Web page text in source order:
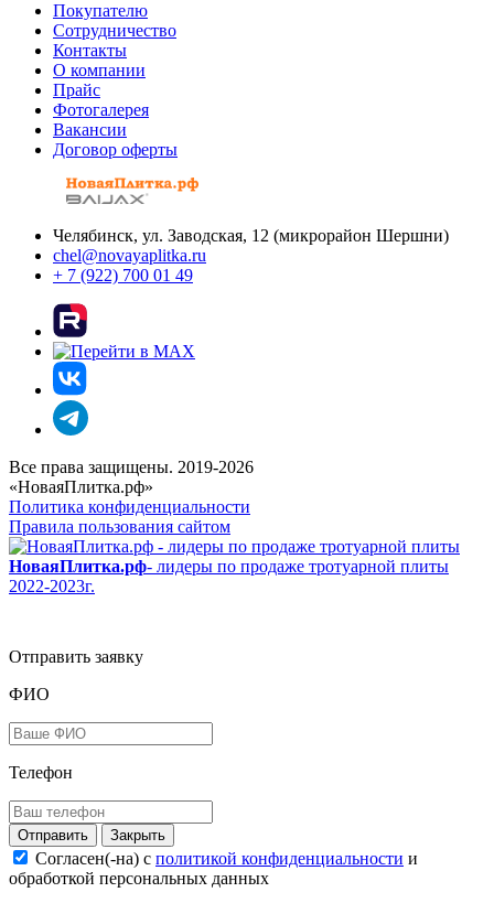
Покупателю
Сотрудничество
Контакты
О компании
Прайс
Фотогалерея
Вакансии
Договор оферты
Челябинск, ул. Заводская, 12 (микрорайон Шершни)
chel@novayaplitka.ru
+ 7 (922) 700 01 49
Все права защищены. 2019-2026
«НоваяПлитка.рф»
Политика конфиденциальности
Правила пользования сайтом
НоваяПлитка.рф- лидеры по продаже тротуарной плиты
2022-2023г.
Отправить заявку
ФИО
Телефон
Закрыть
Согласен(-на) c политикой конфиденциальности и
обработкой персональных данных